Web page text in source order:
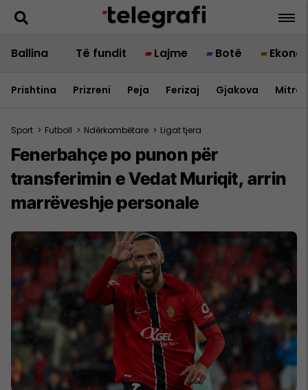
Ballina Të fundit Lajme Botë
Prishtina Prizreni Peja Ferizaj Gjakova
Sport > Futboll > Ndërkombëtare > Ligat tjera
Fenerbahçe po punon për
transferimin e Vedat Muriqit, arrin
marrëveshje personale